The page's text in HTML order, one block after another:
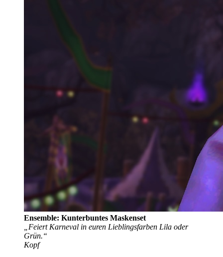
Ensemble: Kunterbuntes Maskenset
„Feiert Karneval in euren Lieblingsfarben Lila oder
Grün.“
Kopf